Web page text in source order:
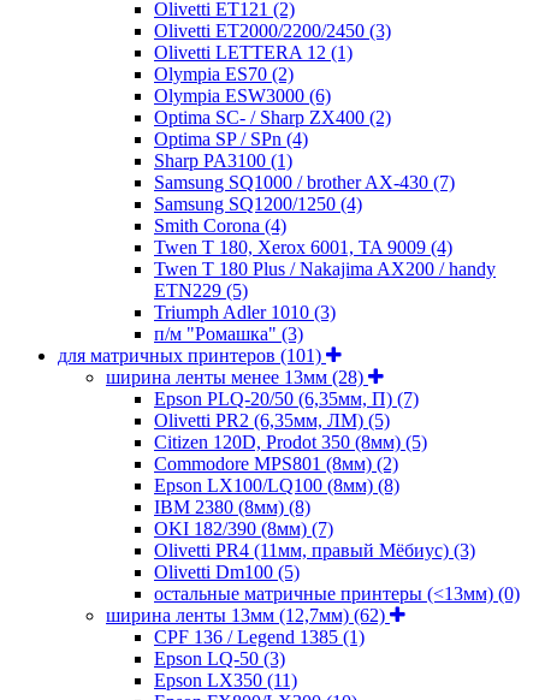
Olivetti ET121 (2)
Olivetti ET2000/2200/2450 (3)
Olivetti LETTERA 12 (1)
Olympia ES70 (2)
Olympia ESW3000 (6)
Optima SC- / Sharp ZX400 (2)
Optima SP / SPn (4)
Sharp PA3100 (1)
Samsung SQ1000 / brother AX-430 (7)
Samsung SQ1200/1250 (4)
Smith Corona (4)
Twen T 180, Xerox 6001, TA 9009 (4)
Twen T 180 Plus / Nakajima AX200 / handy
ETN229 (5)
Triumph Adler 1010 (3)
п/м "Ромашка" (3)
для матричных принтеров (101)
ширина ленты менее 13мм (28)
Epson PLQ-20/50 (6,35мм, П) (7)
Olivetti PR2 (6,35мм, ЛМ) (5)
Citizen 120D, Prodot 350 (8мм) (5)
Commodore MPS801 (8мм) (2)
Epson LX100/LQ100 (8мм) (8)
IBM 2380 (8мм) (8)
OKI 182/390 (8мм) (7)
Olivetti PR4 (11мм, правый Мёбиус) (3)
Olivetti Dm100 (5)
остальные матричные принтеры (<13мм) (0)
ширина ленты 13мм (12,7мм) (62)
CPF 136 / Legend 1385 (1)
Epson LQ-50 (3)
Epson LX350 (11)